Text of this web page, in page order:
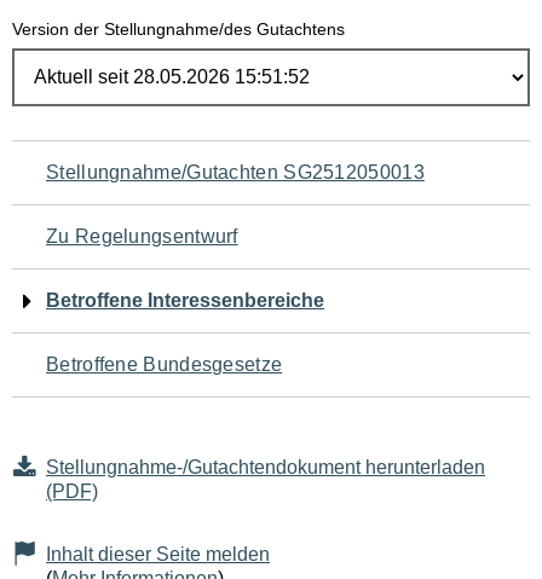
Version der Stellungnahme/des Gutachtens
Navigation
für
den
Seiteninhalt
Stellungnahme/Gutachten SG2512050013
Zu Regelungsentwurf
Betroffene Interessenbereiche
Betroffene Bundesgesetze
Stellungnahme-/Gutachtendokument herunterladen
(PDF)
Inhalt dieser Seite melden